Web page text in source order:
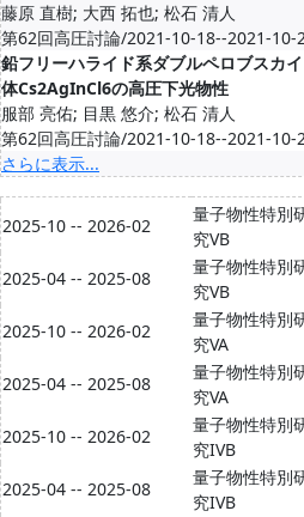
藤原 直樹; 大西 拓也; 松石 清人
第62回高圧討論/2021-10-18--2021-10-
鉛フリーハライド系ダブルペロブスカ
体Cs2AgInCl6の高圧下光物性
服部 亮佑; 目黒 悠介; 松石 清人
第62回高圧討論/2021-10-18--2021-10-
さらに表示...
2025-10 -- 2026-02
量子物性特別
究VB
2025-04 -- 2025-08
量子物性特別
究VB
2025-10 -- 2026-02
量子物性特別
究VA
2025-04 -- 2025-08
量子物性特別
究VA
2025-10 -- 2026-02
量子物性特別
究IVB
2025-04 -- 2025-08
量子物性特別
究IVB